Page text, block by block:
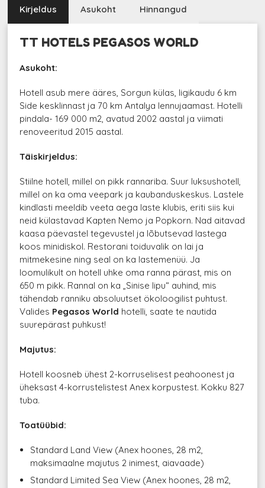
Kirjeldus Asukoht Hinnangud
TT HOTELS PEGASOS WORLD
Asukoht:
Hotell asub mere ääres, Sorgun külas, ligikaudu 6 km
Side kesklinnast ja 70 km Antalya lennujaamast. Hotelli
pindala- 169 000 m2, avatud 2002 aastal ja viimati
renoveeritud 2015 aastal.
Täiskirjeldus:
Stiilne hotell, millel on pikk rannariba. Suur luksushotell,
millel on ka oma veepark ja kaubanduskeskus. Lastele
kindlasti meeldib veeta aega laste klubis, eriti siis kui
neid külastavad Kapten Nemo ja Popkorn. Nad aitavad
kaasa päevastel tegevustel ja lõbutsevad lastega
koos minidiskol. Restorani toiduvalik on lai ja
mitmekesine ning seal on ka lastemenüü. Ja
loomulikult on hotell uhke oma ranna pärast, mis on
650 m pikk. Rannal on ka „Sinise lipu“ auhind, mis
tähendab ranniku absoluutset ökoloogilist puhtust.
Valides Pegasos World hotelli, saate te nautida
suurepärast puhkust!
Majutus:
Hotell koosneb ühest 2-korruselisest peahoonest ja
üheksast 4-korrustelistest Anex korpustest. Kokku 827
tuba.
Toatüübid:
Standard Land View (Anex hoones, 28 m2,
maksimaalne majutus 2 inimest, aiavaade)
Standard Limited Sea View (Anex hoones, 28 m2,